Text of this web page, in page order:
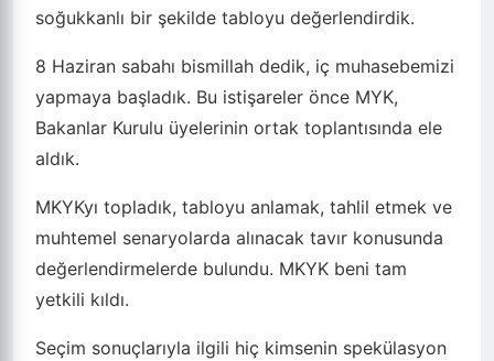
soğukkanlı bir şekilde tabloyu değerlendirdik.
8 Haziran sabahı bismillah dedik, iç muhasebemizi
yapmaya başladık. Bu istişareler önce MYK,
Bakanlar Kurulu üyelerinin ortak toplantısında ele
aldık.
MKYKyı topladık, tabloyu anlamak, tahlil etmek ve
muhtemel senaryolarda alınacak tavır konusunda
değerlendirmelerde bulundu. MKYK beni tam
yetkili kıldı.
Seçim sonuçlarıyla ilgili hiç kimsenin spekülasyon